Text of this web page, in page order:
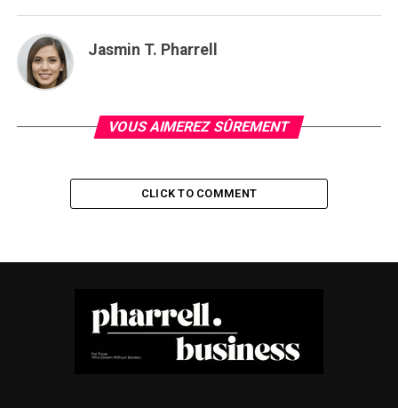
Jasmin T. Pharrell
VOUS AIMEREZ SÛREMENT
CLICK TO COMMENT